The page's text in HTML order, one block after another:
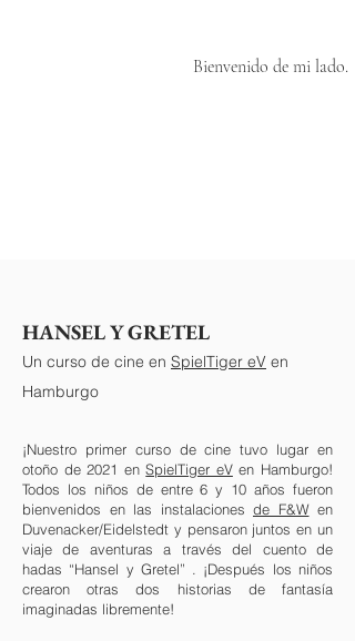
Bienvenido de mi lado.
HANSEL Y GRETEL
Un curso de cine en SpielTiger eV en
Hamburgo
¡Nuestro primer curso de cine tuvo lugar en
otoño de 2021 enSpielTiger eVen Hamburgo!
Todos los niños de entre 6 y 10 años fueron
bienvenidos en las instalaciones de F&Wen
Duvenacker/Eidelstedt y pensaron juntos en un
viaje de aventuras a través del cuento de
hadas “Hansel y Gretel”
. ¡Después los niños
crearon otras dos historias de fantasía
imaginadas libremente!